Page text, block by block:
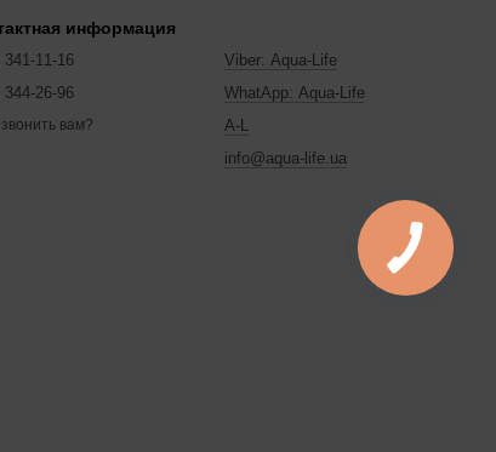
информация
341-11-16
344-26-96
вам?
Viber: Aqua-Life
WhatApp: Aqua-Life
A-L
info@aqua-life.ua